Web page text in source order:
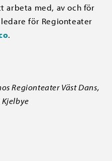
med, av och för
för Regionteater
.
Regionteater Väst Dans,